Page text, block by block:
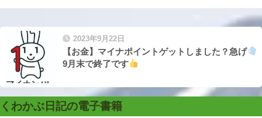
2023年9月22日
【お金】マイナポイントゲットしました？急げ
9月末で終了です
くわかぶ日記の電子書籍